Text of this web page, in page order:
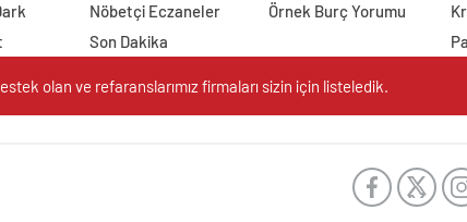
Nöbetçi Eczaneler
Son Dakika
Örnek Burç Yorumu
olan ve refaranslarımız firmaları sizin için listeledik.